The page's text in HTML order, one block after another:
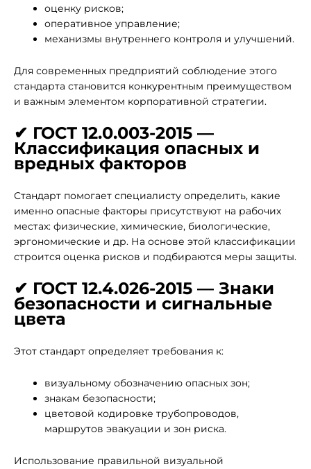
оценку рисков;
оперативное управление;
механизмы внутреннего контроля и улучшений.
Для современных предприятий соблюдение этого
стандарта становится конкурентным преимуществом
и важным элементом корпоративной стратегии.
✔ ГОСТ 12.0.003-2015 —
Классификация опасных и
вредных факторов
Стандарт помогает специалисту определить, какие
именно опасные факторы присутствуют на рабочих
местах: физические, химические, биологические,
эргономические и др. На основе этой классификации
строится оценка рисков и подбираются меры защиты.
✔ ГОСТ 12.4.026-2015 — Знаки
безопасности и сигнальные
цвета
Этот стандарт определяет требования к:
визуальному обозначению опасных зон;
знакам безопасности;
цветовой кодировке трубопроводов,
маршрутов эвакуации и зон риска.
Использование правильной визуальной